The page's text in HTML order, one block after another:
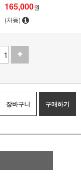
165,000원
(차등)
장바구니 구매하기